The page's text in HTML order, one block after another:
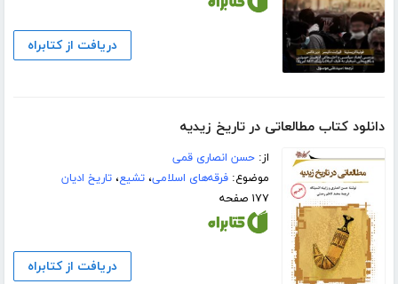
دریافت از کتابراه
دانلود کتاب مطالعاتی در تاریخ زیدیه
از:حسن انصاری قمی
موضوع:فرقه‌های اسلامی،تشیع،تاریخ ادیان
۱۷۷ صفحه
دریافت از کتابراه